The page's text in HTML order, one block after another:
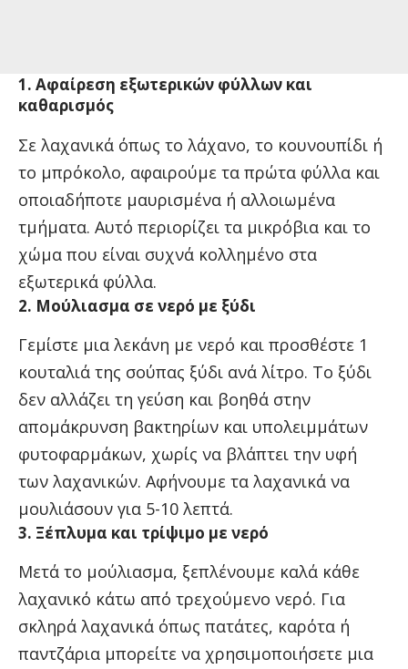
1. Αφαίρεση εξωτερικών φύλλων και
καθαρισμός
Σε λαχανικά όπως το λάχανο, το κουνουπίδι ή
το μπρόκολο, αφαιρούμε τα πρώτα φύλλα και
οποιαδήποτε μαυρισμένα ή αλλοιωμένα
τμήματα. Αυτό περιορίζει τα μικρόβια και το
χώμα που είναι συχνά κολλημένο στα
εξωτερικά φύλλα.
2. Μούλιασμα σε νερό με ξύδι
Γεμίστε μια λεκάνη με νερό και προσθέστε 1
κουταλιά της σούπας ξύδι ανά λίτρο. Το ξύδι
δεν αλλάζει τη γεύση και βοηθά στην
απομάκρυνση βακτηρίων και υπολειμμάτων
φυτοφαρμάκων, χωρίς να βλάπτει την υφή
των λαχανικών. Αφήνουμε τα λαχανικά να
μουλιάσουν για 5-10 λεπτά.
3. Ξέπλυμα και τρίψιμο με νερό
Μετά το μούλιασμα, ξεπλένουμε καλά κάθε
λαχανικό κάτω από τρεχούμενο νερό. Για
σκληρά λαχανικά όπως πατάτες, καρότα ή
παντζάρια μπορείτε να χρησιμοποιήσετε μια